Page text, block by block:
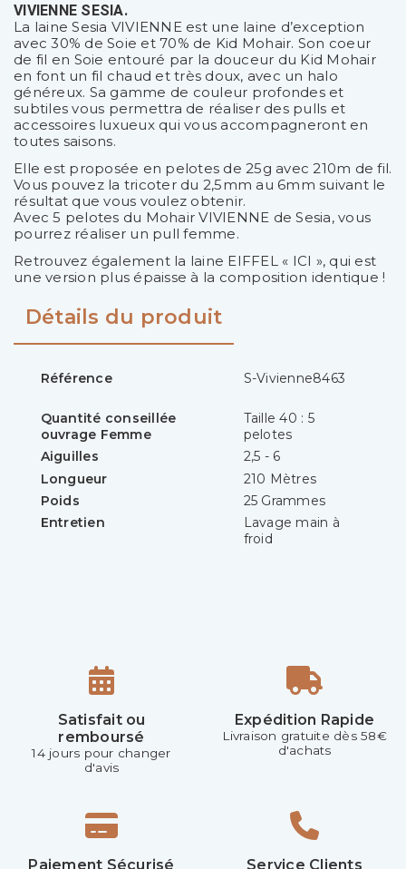
VIVIENNE SESIA.
La laine Sesia VIVIENNE est une laine d’exception
avec 30% de Soie et 70% de Kid Mohair. Son coeur
de fil en Soie entouré par la douceur du Kid Mohair
en font un fil chaud et très doux, avec un halo
généreux. Sa gamme de couleur profondes et
subtiles vous permettra de réaliser des pulls et
accessoires luxueux qui vous accompagneront en
toutes saisons.
Elle est proposée en pelotes de 25g avec 210m de fil.
Vous pouvez la tricoter du 2,5mm au 6mm suivant le
résultat que vous voulez obtenir.
Avec 5 pelotes du Mohair VIVIENNE de Sesia, vous
pourrez réaliser un pull femme.
Retrouvez également la laine EIFFEL « ICI », qui est
une version plus épaisse à la composition identique !
Détails du produit
Référence S-Vivienne8463
Quantité conseillée
ouvrage Femme
Taille 40 : 5
pelotes
Aiguilles
2,5 - 6
Longueur
210 Mètres
Poids
25 Grammes
Entretien
Lavage main à
froid
Satisfait ou
remboursé
14 jours pour changer
d'avis
Expédition Rapide
Livraison gratuite dès 58€
d'achats
Paiement Sécurisé Service Clients